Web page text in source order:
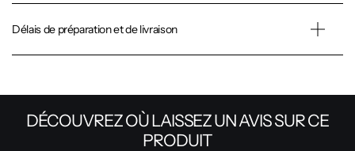
Délais de préparation et de livraison
DÉCOUVREZ OÙ LAISSEZ UN AVIS SUR CE
PRODUIT